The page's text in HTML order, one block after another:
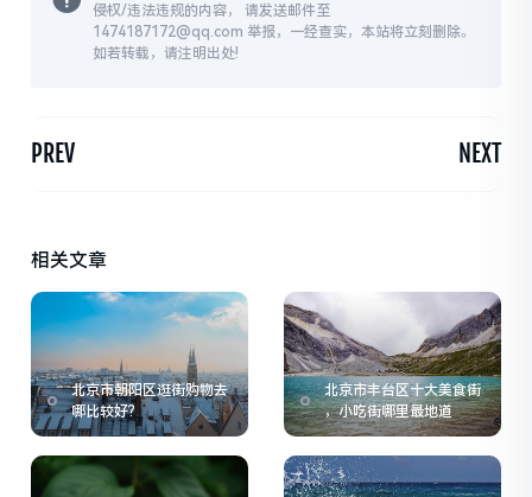
侵权/违法违规的内容， 请发送邮件至
1474187172@qq.com 举报，一经查实，本站将立刻删除。
如若转载，请注明出处!
PREV NEXT
相关文章
北京市朝阳区逛街购物去
哪比较好?
北京市丰台区十大美食街
，小吃街哪里最地道